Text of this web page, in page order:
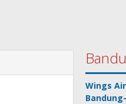
Wings